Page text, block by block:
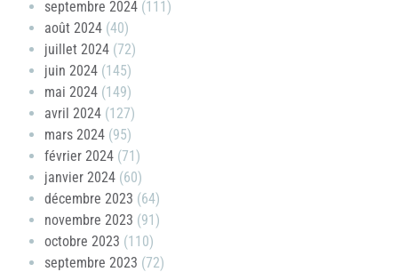
septembre 2024 (111)
août 2024 (40)
juillet 2024 (72)
juin 2024 (145)
mai 2024 (149)
avril 2024 (127)
mars 2024 (95)
février 2024 (71)
janvier 2024 (60)
décembre 2023 (64)
novembre 2023 (91)
octobre 2023 (110)
septembre 2023 (72)